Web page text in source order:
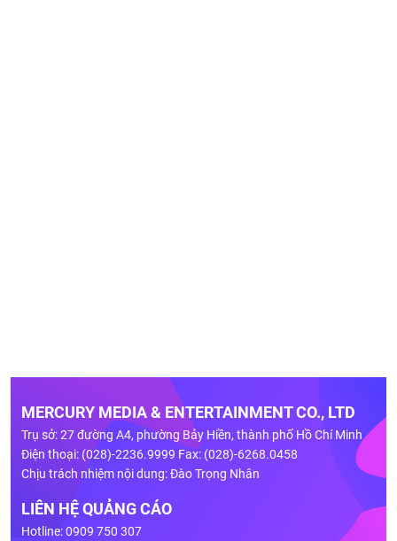
MERCURY MEDIA & ENTERTAINMENT CO., LTD
Trụ sở: 27 đường A4, phường Bảy Hiền, thành phố Hồ Chí Minh
Điện thoại: (028)-2236.9999 Fax: (028)-6268.0458
Chịu trách nhiệm nội dung: Đào Trọng Nhân
LIÊN HỆ QUẢNG CÁO
Hotline: 0909 750 307